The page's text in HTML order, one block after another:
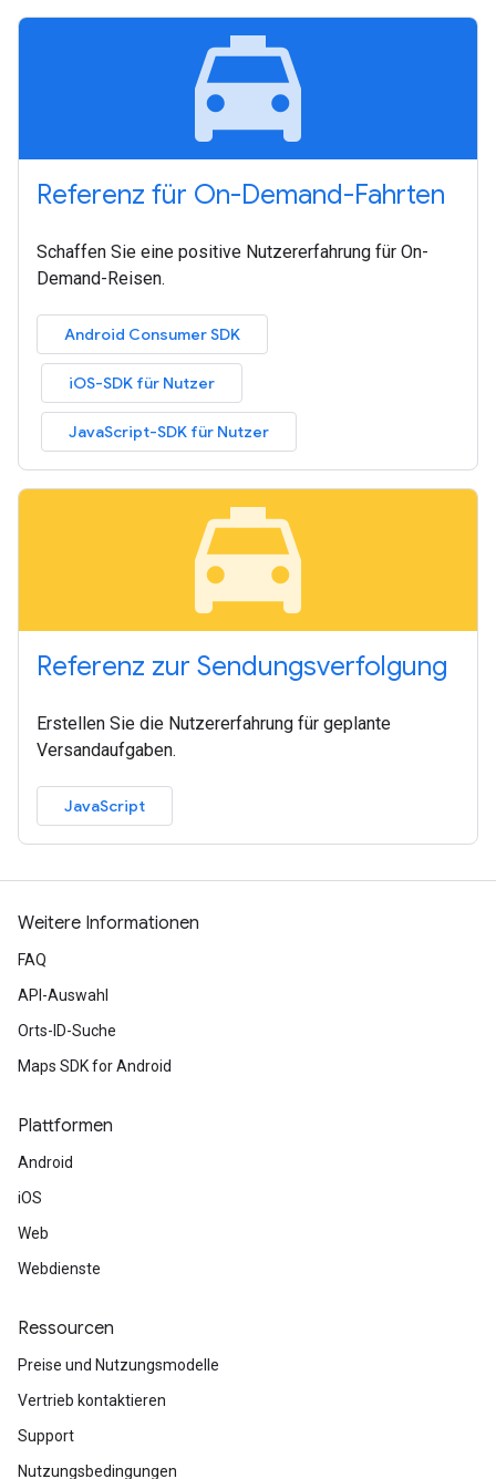
local_taxi
Referenz für On-Demand-Fahrten
Schaffen Sie eine positive Nutzererfahrung für On-
Demand-Reisen.
Android Consumer SDK
iOS-SDK für Nutzer
JavaScript-SDK für Nutzer
local_taxi
Referenz zur Sendungsverfolgung
Erstellen Sie die Nutzererfahrung für geplante
Versandaufgaben.
JavaScript
Weitere Informationen
FAQ
API-Auswahl
Orts-ID-Suche
Maps SDK for Android
Plattformen
Android
iOS
Web
Webdienste
Ressourcen
Preise und Nutzungsmodelle
Vertrieb kontaktieren
Support
Nutzungsbedingungen